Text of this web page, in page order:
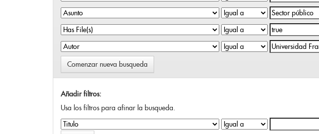
Comenzar nueva busqueda
Añadir filtros:
Usa los filtros para afinar la busqueda.